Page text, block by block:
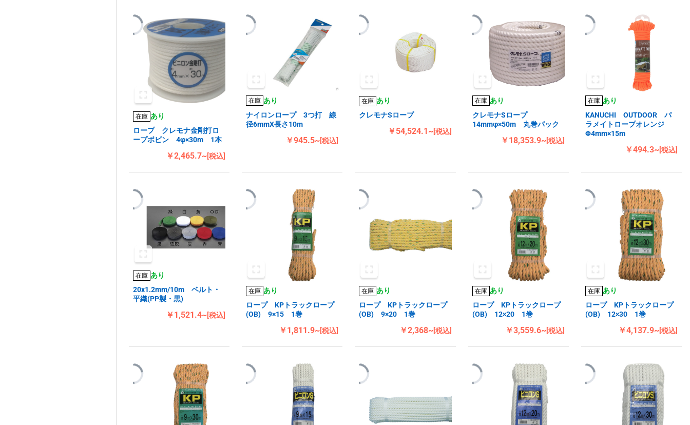
在庫 あり
ロープ クレモナ金剛打ロ
ープボビン 4φ×30m 1本
￥2,465.7~[税込]
在庫 あり
ナイロンロープ 3つ打 線
径6mmX長さ10m
￥945.5~[税込]
在庫 あり
クレモナSロープ
￥54,524.1~[税込]
在庫 あり
クレモナSロープ
14mmφ×50m 丸巻パック
￥18,353.9~[税込]
在庫 あり
KANUCHI OUTDOOR パ
ラメイトロープオレンジ
Φ4mm×15m
￥494.3~[税込]
在庫 あり
20x1.2mm/10m ベルト・
平織(PP製・黒)
￥1,521.4~[税込]
在庫 あり
ロープ KPトラックロープ
(OB) 9×15 1巻
￥1,811.9~[税込]
在庫 あり
ロープ KPトラックロープ
(OB) 9×20 1巻
￥2,368~[税込]
在庫 あり
ロープ KPトラックロープ
(OB) 12×20 1巻
￥3,559.6~[税込]
在庫 あり
ロープ KPトラックロープ
(OB) 12×30 1巻
￥4,137.9~[税込]